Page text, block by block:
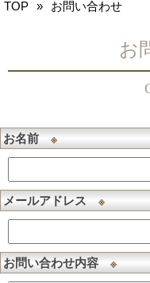
TOP お問い合わせ
お名前
メールアドレス
お問い合わせ内容